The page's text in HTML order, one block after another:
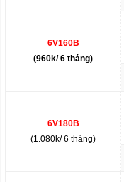
6V160B
(960k/ 6 tháng)
6V180B
(1.080k/ 6 tháng)